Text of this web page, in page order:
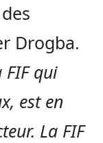
Drogba.
FIF qui
est en
La FIF